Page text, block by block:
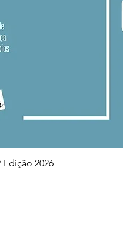
Visualização rápida
2026